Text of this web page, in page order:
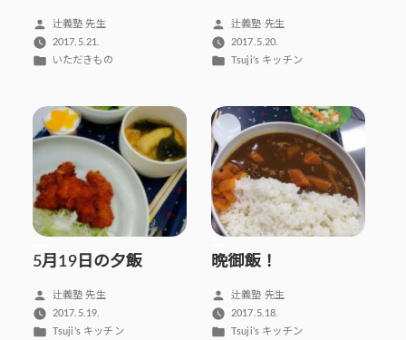
投
稿
者:
辻義塾 先生
2017.5.21.
カ
リ
ー:
いただきもの
投
稿
者:
辻義塾 先生
2017.5.20.
カ
リ
ー:
Tsuji’s キッチン
5月19日の夕飯
投
稿
者:
辻義塾 先生
2017.5.19.
カTsuji’s キッチン
晩御飯！
投
稿
者:
辻義塾 先生
2017.5.18.
カTsuji’s キッチン